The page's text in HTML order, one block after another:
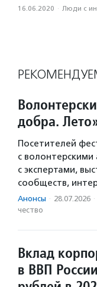
16.06.2020 · Люди с
добра.
Посетителей
с волонтерскими
с экспертами,
сообществ,
Анонсы · 28.07.2026 ·
чест­во
Вклад
в ВВП